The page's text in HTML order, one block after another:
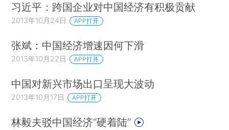
习近平：跨国企业对中国经济有积极贡献
2013年10月24日 APP打开
张斌：中国经济增速因何下滑
2013年10月22日 APP打开
中国对新兴市场出口呈现大波动
2013年10月17日 APP打开
林毅夫驳中国经济“硬着陆”